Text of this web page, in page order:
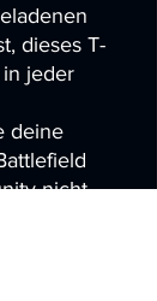
dieses T-
jeder
deine
nicht